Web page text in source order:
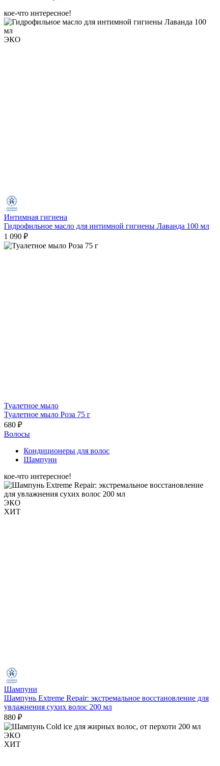
кое-что интересное!
ЭКО
Интимная гигиена
Гидрофильное масло для интимной гигиены Лаванда 100 мл
1 090 ₽
Туалетное мыло
Туалетное мыло Роза 75 г
680 ₽
Волосы
Кондиционеры для волос
Шампуни
кое-что интересное!
ЭКО
ХИТ
Шампуни
Шампунь Extreme Repair: экстремальное восстановление для
увлажнения сухих волос 200 мл
880 ₽
ЭКО
ХИТ